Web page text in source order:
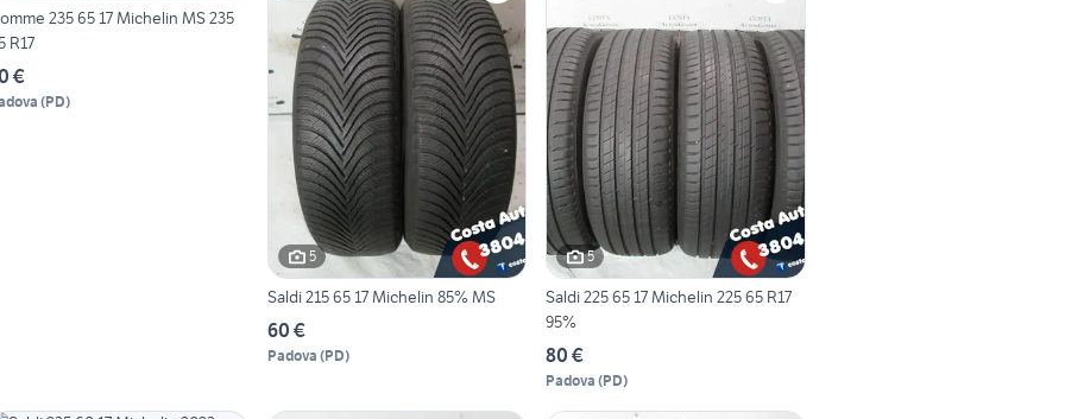
235 65 17 Michelin MS 235
R17
€
(PD)
5
Saldi 215 65 17 Michelin 85% MS
60 €
Padova (PD)
5
Saldi 225 65 17 Michelin 225 65 R17
95%
80 €
Padova (PD)